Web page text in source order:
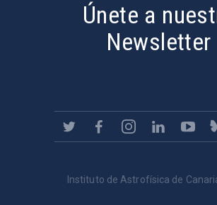
Únete a
Newsletter
Instituto de Astrofísica de